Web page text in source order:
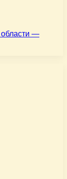
области —